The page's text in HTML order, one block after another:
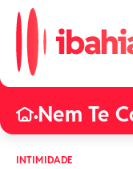
•Nem Te
INTIMIDADE